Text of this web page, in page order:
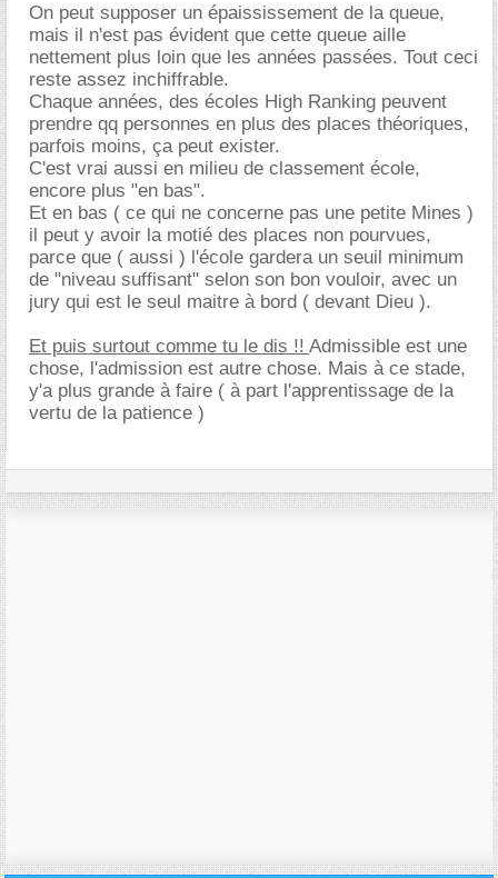
On peut supposer un épaississement de la queue,
mais il n'est pas évident que cette queue aille
nettement plus loin que les années passées. Tout ceci
reste assez inchiffrable.
Chaque années, des écoles High Ranking peuvent
prendre qq personnes en plus des places théoriques,
parfois moins, ça peut exister.
C'est vrai aussi en milieu de classement école,
encore plus "en bas".
Et en bas ( ce qui ne concerne pas une petite Mines )
il peut y avoir la motié des places non pourvues,
parce que ( aussi ) l'école gardera un seuil minimum
de "niveau suffisant" selon son bon vouloir, avec un
jury qui est le seul maitre à bord ( devant Dieu ).
Et puis surtout comme tu le dis !! Admissible est une
chose, l'admission est autre chose. Mais à ce stade,
y'a plus grande à faire ( à part l'apprentissage de la
vertu de la patience )